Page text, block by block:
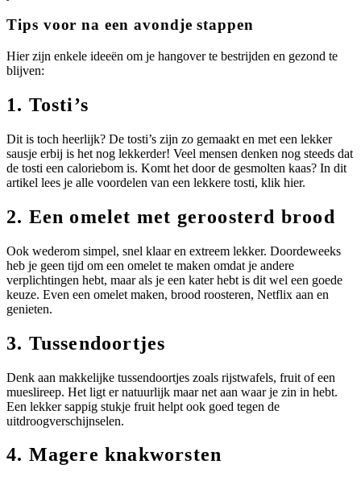
Tips voor na een avondje stappen
Hier zijn enkele ideeën om je hangover te bestrijden en gezond te
blijven:
1. Tosti’s
Dit is toch heerlijk? De tosti’s zijn zo gemaakt en met een lekker
sausje erbij is het nog lekkerder! Veel mensen denken nog steeds dat
de tosti een caloriebom is. Komt het door de gesmolten kaas? In dit
artikel lees je alle voordelen van een lekkere tosti, klik hier.
2. Een omelet met geroosterd brood
Ook wederom simpel, snel klaar en extreem lekker. Doordeweeks
heb je geen tijd om een omelet te maken omdat je andere
verplichtingen hebt, maar als je een kater hebt is dit wel een goede
keuze. Even een omelet maken, brood roosteren, Netflix aan en
genieten.
3. Tussendoortjes
Denk aan makkelijke tussendoortjes zoals rijstwafels, fruit of een
mueslireep. Het ligt er natuurlijk maar net aan waar je zin in hebt.
Een lekker sappig stukje fruit helpt ook goed tegen de
uitdroogverschijnselen.
4. Magere knakworsten